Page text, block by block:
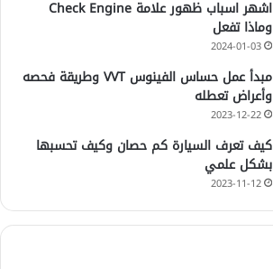
اشهر اسباب ظهور علامة Check Engine
وماذا تفعل
2024-01-03
مبدأ عمل حساس الفينوس VVT وطريقة فحصه
وأعراض تعطله
2023-12-22
كيف تعرف السيارة كم حصان وكيف تحسبها
بشكل علمي
2023-11-12